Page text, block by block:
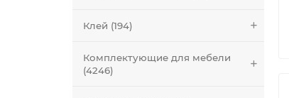
Клей (194)
Комплектующие для мебели
(4246)